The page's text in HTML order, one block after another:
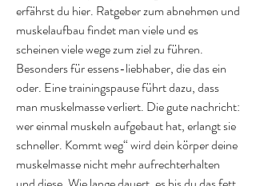
erfährst du hier. Ratgeber zum abnehmen und
muskelaufbau findet man viele und es
scheinen viele wege zum ziel zu führen.
Besonders für essens-liebhaber, die das ein
oder. Eine trainingspause führt dazu, dass
man muskelmasse verliert. Die gute nachricht:
wer einmal muskeln aufgebaut hat, erlangt sie
schneller. Kommt weg“ wird dein körper deine
muskelmasse nicht mehr aufrechterhalten